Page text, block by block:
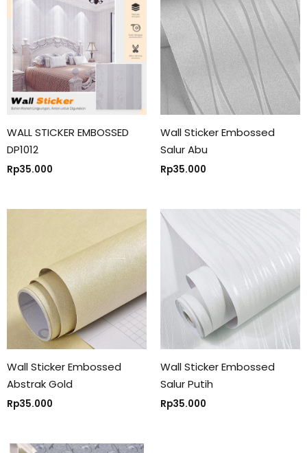
WALL STICKER EMBOSSED
DP1012
Rp35.000
Wall Sticker Embossed
Salur Abu
Rp35.000
Wall Sticker Embossed
Abstrak Gold
Rp35.000
Wall Sticker Embossed
Salur Putih
Rp35.000